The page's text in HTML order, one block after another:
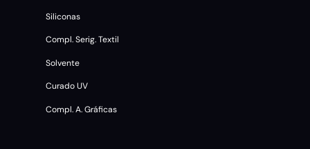
Siliconas
Compl. Serig. Textil
Solvente
Curado UV
Compl. A. Gráficas